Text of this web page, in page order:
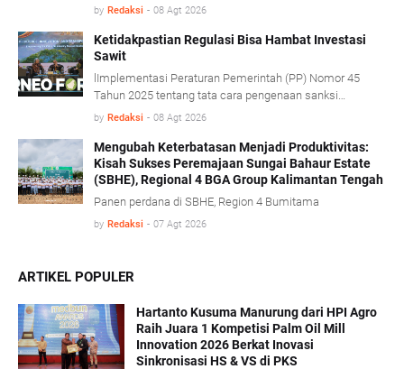
(DHE SDA) menjadi 50 persen dinilai perlu
usaha industri kelapa sawit.
by Redaksi - 08 Agt 2026
Ketidakpastian Regulasi Bisa Hambat Investasi
Sawit
lImplementasi Peraturan Pemerintah (PP) Nomor 45
Tahun 2025 tentang tata cara pengenaan sanksi
administratif di bidang kehutanan diharapkan mampu
iklim investasi.
by Redaksi - 08 Agt 2026
Mengubah Keterbatasan Menjadi Produktivitas:
Kisah Sukses Peremajaan Sungai Bahaur Estate
(SBHE), Regional 4 BGA Group Kalimantan Tengah
Panen perdana di SBHE, Region 4 Bumitama
by Redaksi - 07 Agt 2026
ARTIKEL POPULER
Hartanto Kusuma Manurung dari HPI Agro
Raih Juara 1 Kompetisi Palm Oil Mill
Innovation 2026 Berkat Inovasi
Sinkronisasi HS & VS di PKS